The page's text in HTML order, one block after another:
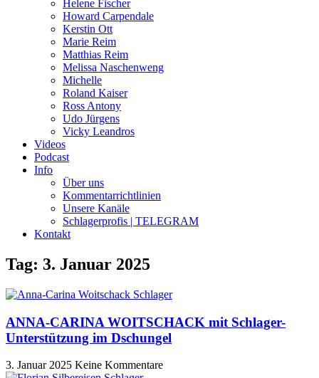
Helene Fischer
Howard Carpendale
Kerstin Ott
Marie Reim
Matthias Reim
Melissa Naschenweng
Michelle
Roland Kaiser
Ross Antony
Udo Jürgens
Vicky Leandros
Videos
Podcast
Info
Über uns
Kommentarrichtlinien
Unsere Kanäle
Schlagerprofis | TELEGRAM
Kontakt
Tag: 3. Januar 2025
ANNA-CARINA WOITSCHACK mit Schlager-
Unterstützung im Dschungel
3. Januar 2025 Keine Kommentare